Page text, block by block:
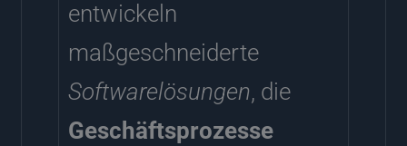
entwickeln
maßgeschneiderte
Softwarelösungen, die
Geschäftsprozesse